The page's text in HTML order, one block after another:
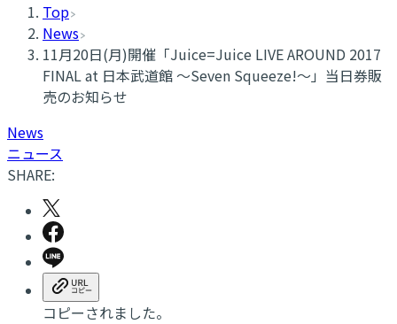
Top
News
11月20日(月)開催「Juice=Juice LIVE AROUND 2017
FINAL at 日本武道館 ～Seven Squeeze!～」当日券販
売のお知らせ
News
ニュース
SHARE:
コピーされました。